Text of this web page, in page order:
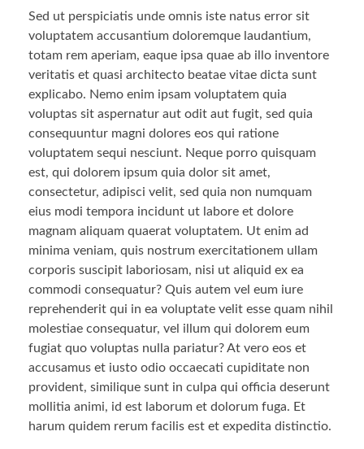
Sed ut perspiciatis unde omnis iste natus error sit
voluptatem accusantium doloremque laudantium,
totam rem aperiam, eaque ipsa quae ab illo inventore
veritatis et quasi architecto beatae vitae dicta sunt
explicabo. Nemo enim ipsam voluptatem quia
voluptas sit aspernatur aut odit aut fugit, sed quia
consequuntur magni dolores eos qui ratione
voluptatem sequi nesciunt. Neque porro quisquam
est, qui dolorem ipsum quia dolor sit amet,
consectetur, adipisci velit, sed quia non numquam
eius modi tempora incidunt ut labore et dolore
magnam aliquam quaerat voluptatem. Ut enim ad
minima veniam, quis nostrum exercitationem ullam
corporis suscipit laboriosam, nisi ut aliquid ex ea
commodi consequatur? Quis autem vel eum iure
reprehenderit qui in ea voluptate velit esse quam nihil
molestiae consequatur, vel illum qui dolorem eum
fugiat quo voluptas nulla pariatur? At vero eos et
accusamus et iusto odio occaecati cupiditate non
provident, similique sunt in culpa qui officia deserunt
mollitia animi, id est laborum et dolorum fuga. Et
harum quidem rerum facilis est et expedita distinctio.